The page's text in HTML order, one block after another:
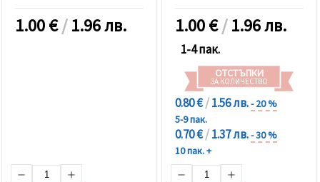
1.00€/1.96 лв. 1.00€/1.96 лв.
1-4 пак.
ОТСТЪПКИ
ЗА КОЛИЧЕСТВО
0.80 €/1.56 лв.- 20 %
5-9 пак.
0.70 €/1.37 лв.- 30 %
10 пак. +